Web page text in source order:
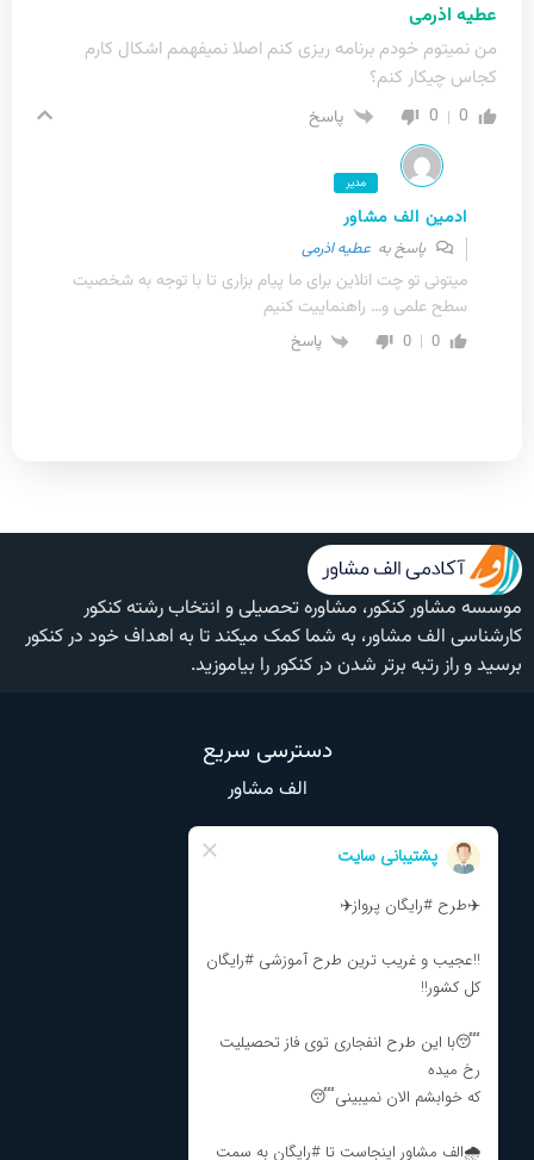
عطیه اذرمی
من نمیتوم خودم برنامه ریزی کنم اصلا نمیفهمم اشکال کارم
کجاس چیکار کنم؟
0
0 پاسخ
مدیر
ادمین الف مشاور
پاسخ به عطیه اذرمی
میتونی تو چت انلاین برای ما پیام بزاری تا با توجه به شخصیت
سطح علمی و… راهنماییت کنیم
0
0 پاسخ
موسسه مشاور کنکور، مشاوره تحصیلی و انتخاب رشته کنکور
کارشناسی الف مشاور، به شما کمک میکند تا به اهداف خود در کنکور
برسید و راز رتبه برتر شدن در کنکور را بیاموزید.
دسترسی سریع
الف مشاور
درباره ما
مشاوره انتخاب رشته